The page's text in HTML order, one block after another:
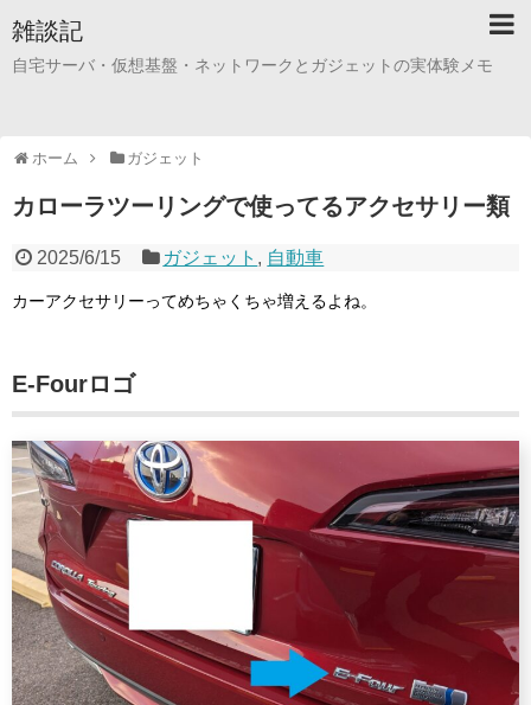
雑談記
自宅サーバ・仮想基盤・ネットワークとガジェットの実体験メモ
ホーム ガジェット
カローラツーリングで使ってるアクセサリー類
2025/6/15 ガジェット , 自動車
カーアクセサリーってめちゃくちゃ増えるよね。
E-Fourロゴ